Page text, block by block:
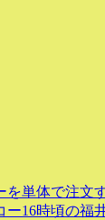
単体で注文
16時頃の